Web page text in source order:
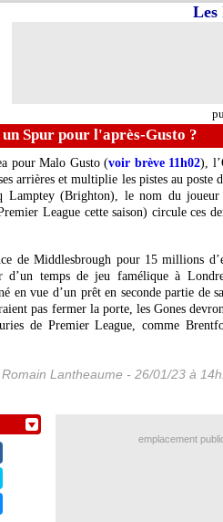
Les
Spur pour l'après-Gusto ?
pour Malo Gusto (voir brève 11h02),
arrières et multiplie les pistes au poste
Lamptey (Brighton), le nom du joueur
League cette saison) circule ces
de Middlesbrough pour 15 millions
d’un temps de jeu famélique à
en vue d’un prêt en seconde partie de
pas fermer la porte, les Gones
de Premier League, comme
Romain Lantheaume - 26/01/23 à
emplacement